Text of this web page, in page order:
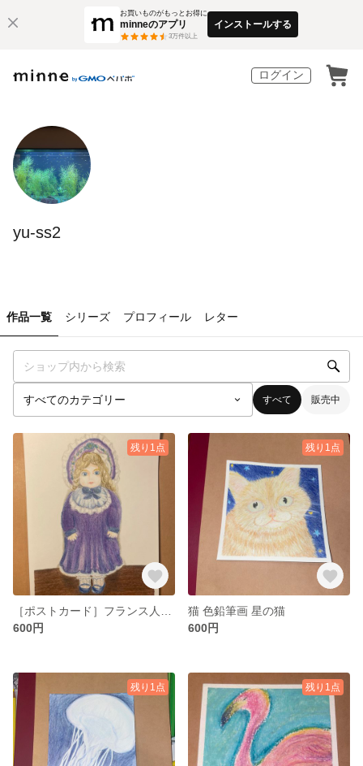
お買いものがもっとお得に
minneのアプリ
3万件以上
インストールする
ログイン
yu-ss2
作品一覧 シリーズ プロフィール レター
すべて 販売中
残り1点
600円
残り1点
猫 色鉛筆画 星の猫
600円
残り1点 残り1点